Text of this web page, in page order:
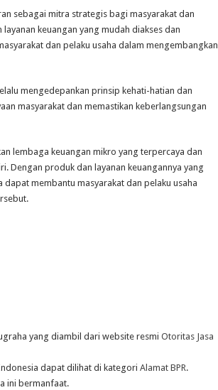
sebagai mitra strategis bagi masyarakat dan
keuangan yang mudah diakses dan
dan pelaku usaha dalam mengembangkan
mengedepankan prinsip kehati-hatian dan
masyarakat dan memastikan keberlangsungan
lembaga keuangan mikro yang terpercaya dan
Dengan produk dan layanan keuangannya yang
dapat membantu masyarakat dan pelaku usaha
yang diambil dari website resmi Otoritas Jasa
dapat dilihat di kategori Alamat BPR.
ini bermanfaat.